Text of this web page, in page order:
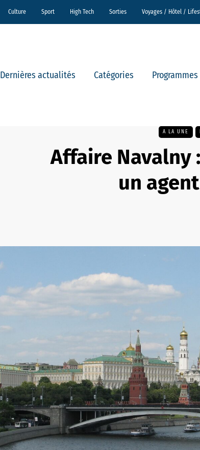
Culture Sport High Tech Sorties Voyages / Hôtel /
Dernières actualités Catégories
A LA UNE
Affaire Navalny
un